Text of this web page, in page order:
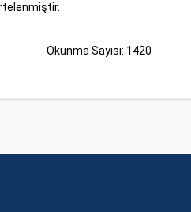
Okunma Sayısı: 1420